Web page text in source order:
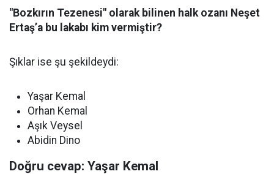
"Bozkırın Tezenesi" olarak bilinen halk ozanı Neşet
Ertaş’a bu lakabı kim vermiştir?
Şıklar ise şu şekildeydi:
Yaşar Kemal
Orhan Kemal
Aşık Veysel
Abidin Dino
Doğru cevap: Yaşar Kemal